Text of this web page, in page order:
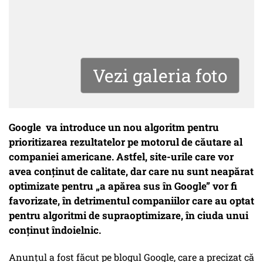
Vezi galeria foto
Google va introduce un nou algoritm pentru
prioritizarea rezultatelor pe motorul de căutare al
companiei americane. Astfel, site-urile care vor
avea conţinut de calitate, dar care nu sunt neapărat
optimizate pentru „a apărea sus în Google” vor fi
favorizate, în detrimentul companiilor care au optat
pentru algoritmi de supraoptimizare, în ciuda unui
conţinut îndoielnic.
Anunţul a fost făcut pe blogul Google, care a precizat că